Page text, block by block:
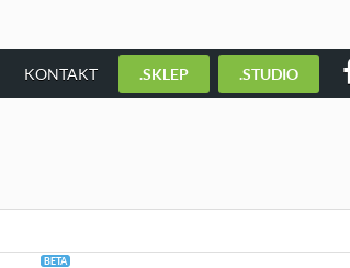
KONTAKT .SKLEP .STUDIO